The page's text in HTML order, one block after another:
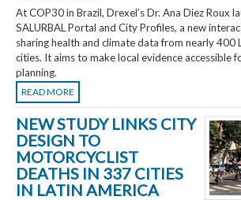
At COP30 in Brazil, Drexel’s Dr. Ana Diez Roux
SALURBAL Portal and City Profiles, a new
sharing health and climate data from nearly 400
cities. It aims to make local evidence accessible
planning.
READ MORE
NEW STUDY LINKS CITY
DESIGN TO
MOTORCYCLIST
DEATHS IN 337 CITIES
IN LATIN AMERICA